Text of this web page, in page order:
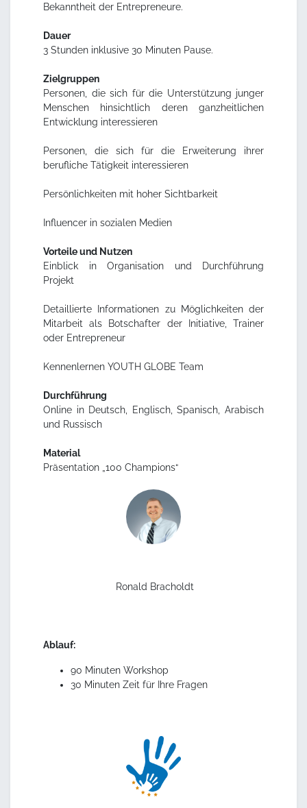
Bekanntheit der Entrepreneure.
Dauer
3 Stunden inklusive 30 Minuten Pause.
Zielgruppen
Personen, die sich für die Unterstützung junger
Menschen hinsichtlich deren ganzheitlichen
Entwicklung interessieren
Personen, die sich für die Erweiterung ihrer
berufliche Tätigkeit interessieren
Persönlichkeiten mit hoher Sichtbarkeit
Influencer in sozialen Medien
Vorteile und Nutzen
Einblick in Organisation und Durchführung
Projekt
Detaillierte Informationen zu Möglichkeiten der
Mitarbeit als Botschafter der Initiative, Trainer
oder Entrepreneur
Kennenlernen YOUTH GLOBE Team
Durchführung
Online in Deutsch, Englisch, Spanisch, Arabisch
und Russisch
Material
Präsentation „100 Champions“
Ronald Bracholdt
Ablauf:
90 Minuten Workshop
30 Minuten Zeit für Ihre Fragen